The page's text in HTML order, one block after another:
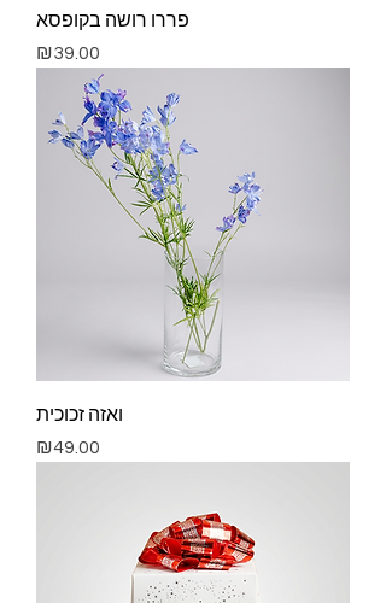
פררו רושה בקופסא
Price
₪39.00
ואזה זכוכית
Price
₪49.00